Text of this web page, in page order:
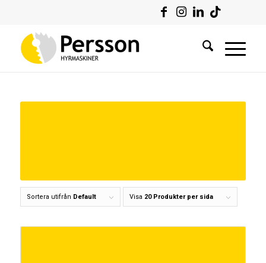
Sortera utifrån Default Visa 20 Produkter per sida